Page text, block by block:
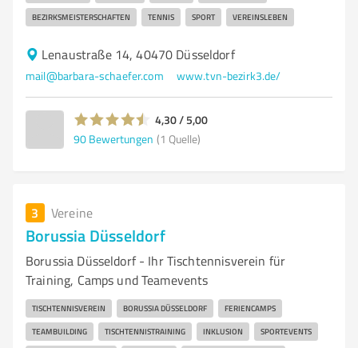
BEZIRKSMEISTERSCHAFTEN TENNIS SPORT VEREINSLEBEN
Lenaustraße 14, 40470 Düsseldorf
mail@barbara-schaefer.com www.tvn-bezirk3.de/
4,30 / 5,00
90 Bewertungen (1 Quelle)
3 Vereine
Borussia Düsseldorf
Borussia Düsseldorf - Ihr Tischtennisverein für
Training, Camps und Teamevents
TISCHTENNISVEREIN BORUSSIA DÜSSELDORF FERIENCAMPS
TEAMBUILDING TISCHTENNISTRAINING INKLUSION SPORTEVENTS